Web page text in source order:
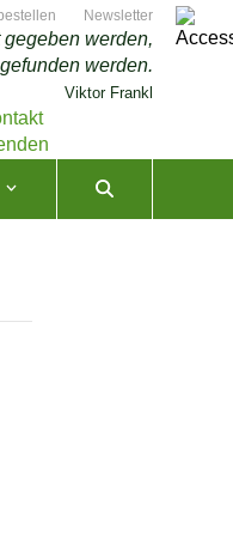
Newsletter
werden,
werden.
Viktor Frankl